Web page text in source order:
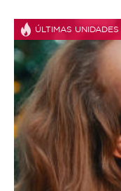
ÚLTIMAS UNIDADES